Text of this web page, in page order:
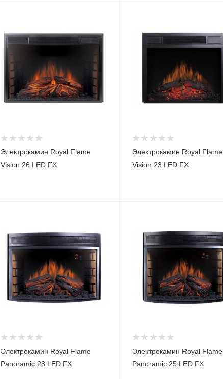
Электрокамин Royal Flame
Vision 26 LED FX
Электрокамин Royal Flame
Vision 23 LED FX
Электрокамин Royal Flame
Panoramic 28 LED FX
Электрокамин Royal Flame
Panoramic 25 LED FX